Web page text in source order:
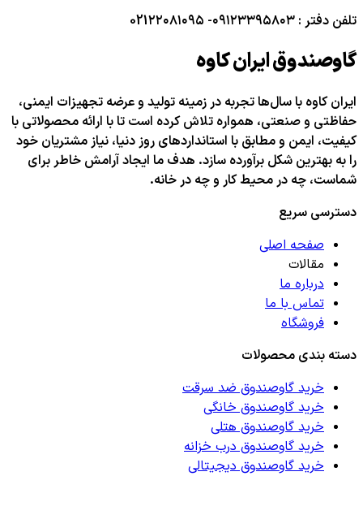
تلفن دفتر : ۰۹۱۲۳۳۹۵۸۰۳- 021۲۲۰۸۱۰۹۵
گاوصندوق ایران کاوه
ایران کاوه با سال‌ها تجربه در زمینه تولید و عرضه تجهیزات ایمنی،
حفاظتی و صنعتی، همواره تلاش کرده است تا با ارائه محصولاتی با
کیفیت، ایمن و مطابق با استانداردهای روز دنیا، نیاز مشتریان خود
را به بهترین شکل برآورده سازد. هدف ما ایجاد آرامش خاطر برای
شماست، چه در محیط کار و چه در خانه.
دسترسی سریع
صفحه اصلی
مقالات
درباره ما
تماس با ما
فروشگاه
دسته بندی محصولات
خرید گاوصندوق ضد سرقت
خرید گاوصندوق خانگی
خرید گاوصندوق هتلی
خرید گاوصندوق درب خزانه
خرید گاوصندوق دیجیتالی